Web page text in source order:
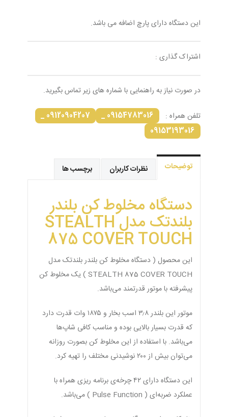
این دستگاه دارای پارچ اضافه می باشد.
اشتراک گذاری :
در صورت نیاز به راهنمایی با شماره های زیر تماس بگیرید.
تلفن همراه : 09154783016 _
09120904207 _
09153193016
توضیحات نظرات کاربران برچسب ها
دستگاه مخلوط کن بلندر
بلندتک مدل STEALTH
875 COVER TOUCH
این محصول ( دستگاه مخلوط کن بلندر بلندتک مدل
STEALTH 875 COVER TOUCH ) یک مخلوط کن
پیشرفته با موتور قدرتمند می‌باشد.
موتور این بلندر ۳٫۸ اسب بخار و ۱۸۷۵ وات قدرت دارد
که قدرت بسیار بالایی بوده و مناسب کافی شاپ‌ها
می‌باشد. با استفاده از این مخلوط کن بصورت روزانه
می‌توان بیش از ۲۰۰ نوشیدنی مختلف را تهیه کرد.
این دستگاه دارای ۴۲ چرخه‌ی برنامه ریزی همراه با
عملکرد ضربه‌ای ( Pulse Function ) می‌باشد.